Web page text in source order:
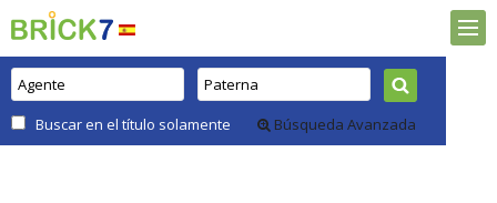
Buscar en el título solamente Búsqueda Avanzada